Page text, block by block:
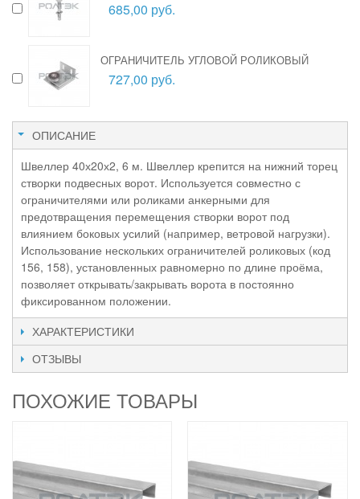
685,00 руб.
ОГРАНИЧИТЕЛЬ УГЛОВОЙ РОЛИКОВЫЙ
727,00 руб.
ОПИСАНИЕ
Швеллер 40х20х2, 6 м. Швеллер крепится на нижний торец
створки подвесных ворот. Используется совместно с
ограничителями или роликами анкерными для
предотвращения перемещения створки ворот под
влиянием боковых усилий (например, ветровой нагрузки).
Использование нескольких ограничителей роликовых (код
156, 158), установленных равномерно по длине проёма,
позволяет открывать/закрывать ворота в постоянно
фиксированном положении.
ХАРАКТЕРИСТИКИ
ОТЗЫВЫ
ПОХОЖИЕ ТОВАРЫ